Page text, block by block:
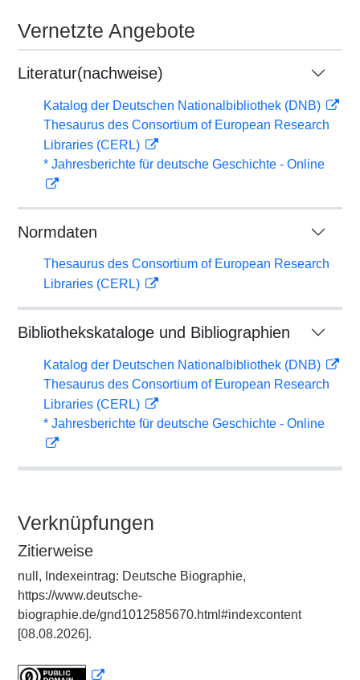
Vernetzte Angebote
Literatur(nachweise)
Katalog der Deutschen Nationalbibliothek (DNB)
Thesaurus des Consortium of European Research
Libraries (CERL)
* Jahresberichte für deutsche Geschichte - Online
Normdaten
Thesaurus des Consortium of European Research
Libraries (CERL)
Bibliothekskataloge und Bibliographien
Katalog der Deutschen Nationalbibliothek (DNB)
Thesaurus des Consortium of European Research
Libraries (CERL)
* Jahresberichte für deutsche Geschichte - Online
Verknüpfungen
Zitierweise
null, Indexeintrag: Deutsche Biographie,
https://www.deutsche-
biographie.de/gnd1012585670.html#indexcontent
[08.08.2026].